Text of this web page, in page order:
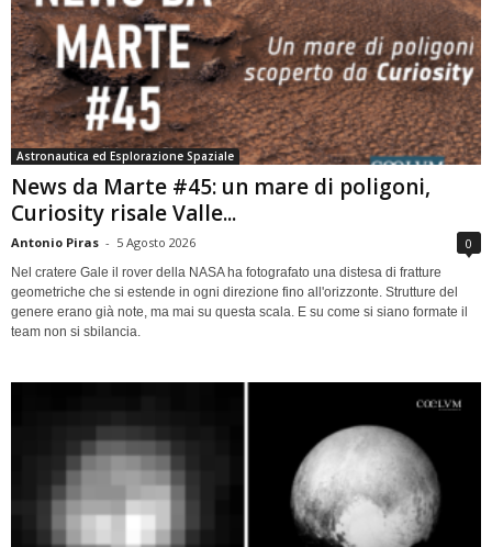
Astronautica ed Esplorazione Spaziale
News da Marte #45: un mare di poligoni,
Curiosity risale Valle...
Antonio Piras - 5 Agosto 2026 0
Nel cratere Gale il rover della NASA ha fotografato una distesa di fratture
geometriche che si estende in ogni direzione fino all'orizzonte. Strutture del
genere erano già note, ma mai su questa scala. E su come si siano formate il
team non si sbilancia.